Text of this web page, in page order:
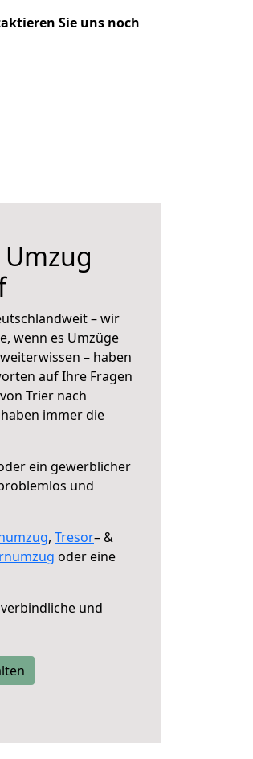
Sie uns noch
– wir
wenn es Umzüge
– haben
auf Ihre Fragen
von Trier nach
immer die
ein gewerblicher
und
, Tresor– &
oder eine
und